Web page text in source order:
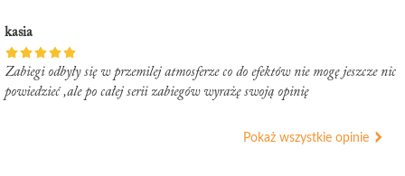
kasia
Zabiegi odbyły się w przemilej atmosferze co do efektów nie mogę jeszcze nic
powiedzieć ,ale po całej serii zabiegów wyrażę swoją opinię
Pokaż wszystkie opinie